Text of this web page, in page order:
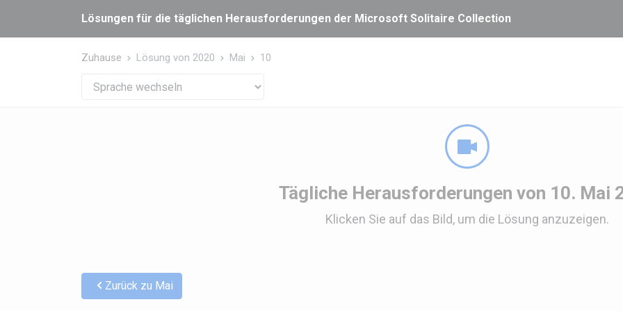
Lösungen für die täglichen Herausforderungen der Microsoft Solitaire Collection
Zuhause Lösung von 2020 Mai 10
Tägliche Herausforderungen von 10. Mai
Klicken Sie auf das Bild, um die Lösung anzuzeigen.
Zurück zu Mai